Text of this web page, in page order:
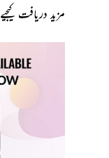
مزید دریافت کیجیے